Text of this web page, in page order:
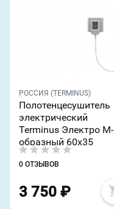
РОССИЯ (TERMINUS)
Полотенцесушитель
электрический
Terminus Электро М-
образный 60х35
0 ОТЗЫВОВ
3 750 ₽